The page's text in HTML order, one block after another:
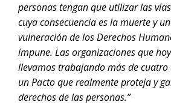
personas tengan que utilizar las
cuya consecuencia es la muerte y
vulneración de los Derechos
impune. Las organizaciones que
llevamos trabajando más de
un Pacto que realmente proteja y
derechos de las personas.”